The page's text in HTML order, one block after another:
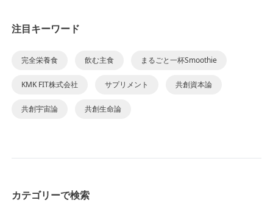
注目キーワード
完全栄養食 飲む主食 まるごと一杯Smoothie
KMK FIT株式会社 サプリメント 共創資本論
共創宇宙論 共創生命論
カテゴリーで検索